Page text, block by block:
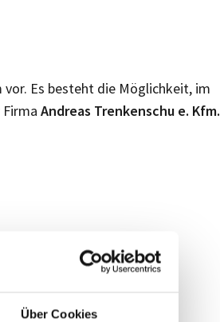
Über Cookies
Es besteht die Möglichkeit, im
Andreas Trenkenschu e. Kfm.